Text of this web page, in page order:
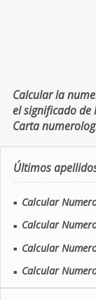
Calcular la
el significado de
Carta
Últimos
■ Calcular
■ Calcular
■ Calcular
■ Calcular